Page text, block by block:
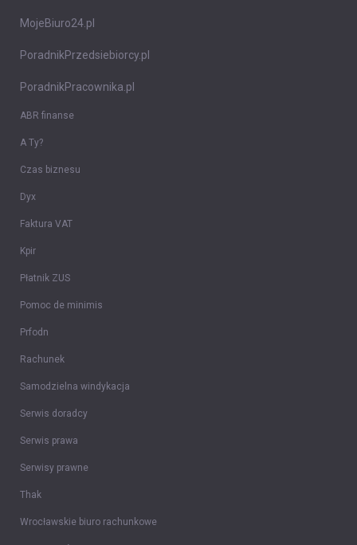
MojeBiuro24.pl
PoradnikPrzedsiebiorcy.pl
PoradnikPracownika.pl
ABR finanse
A Ty?
Czas biznesu
Dyx
Faktura VAT
Kpir
Płatnik ZUS
Pomoc de minimis
Prfodn
Rachunek
Samodzielna windykacja
Serwis doradcy
Serwis prawa
Serwisy prawne
Thak
Wrocławskie biuro rachunkowe